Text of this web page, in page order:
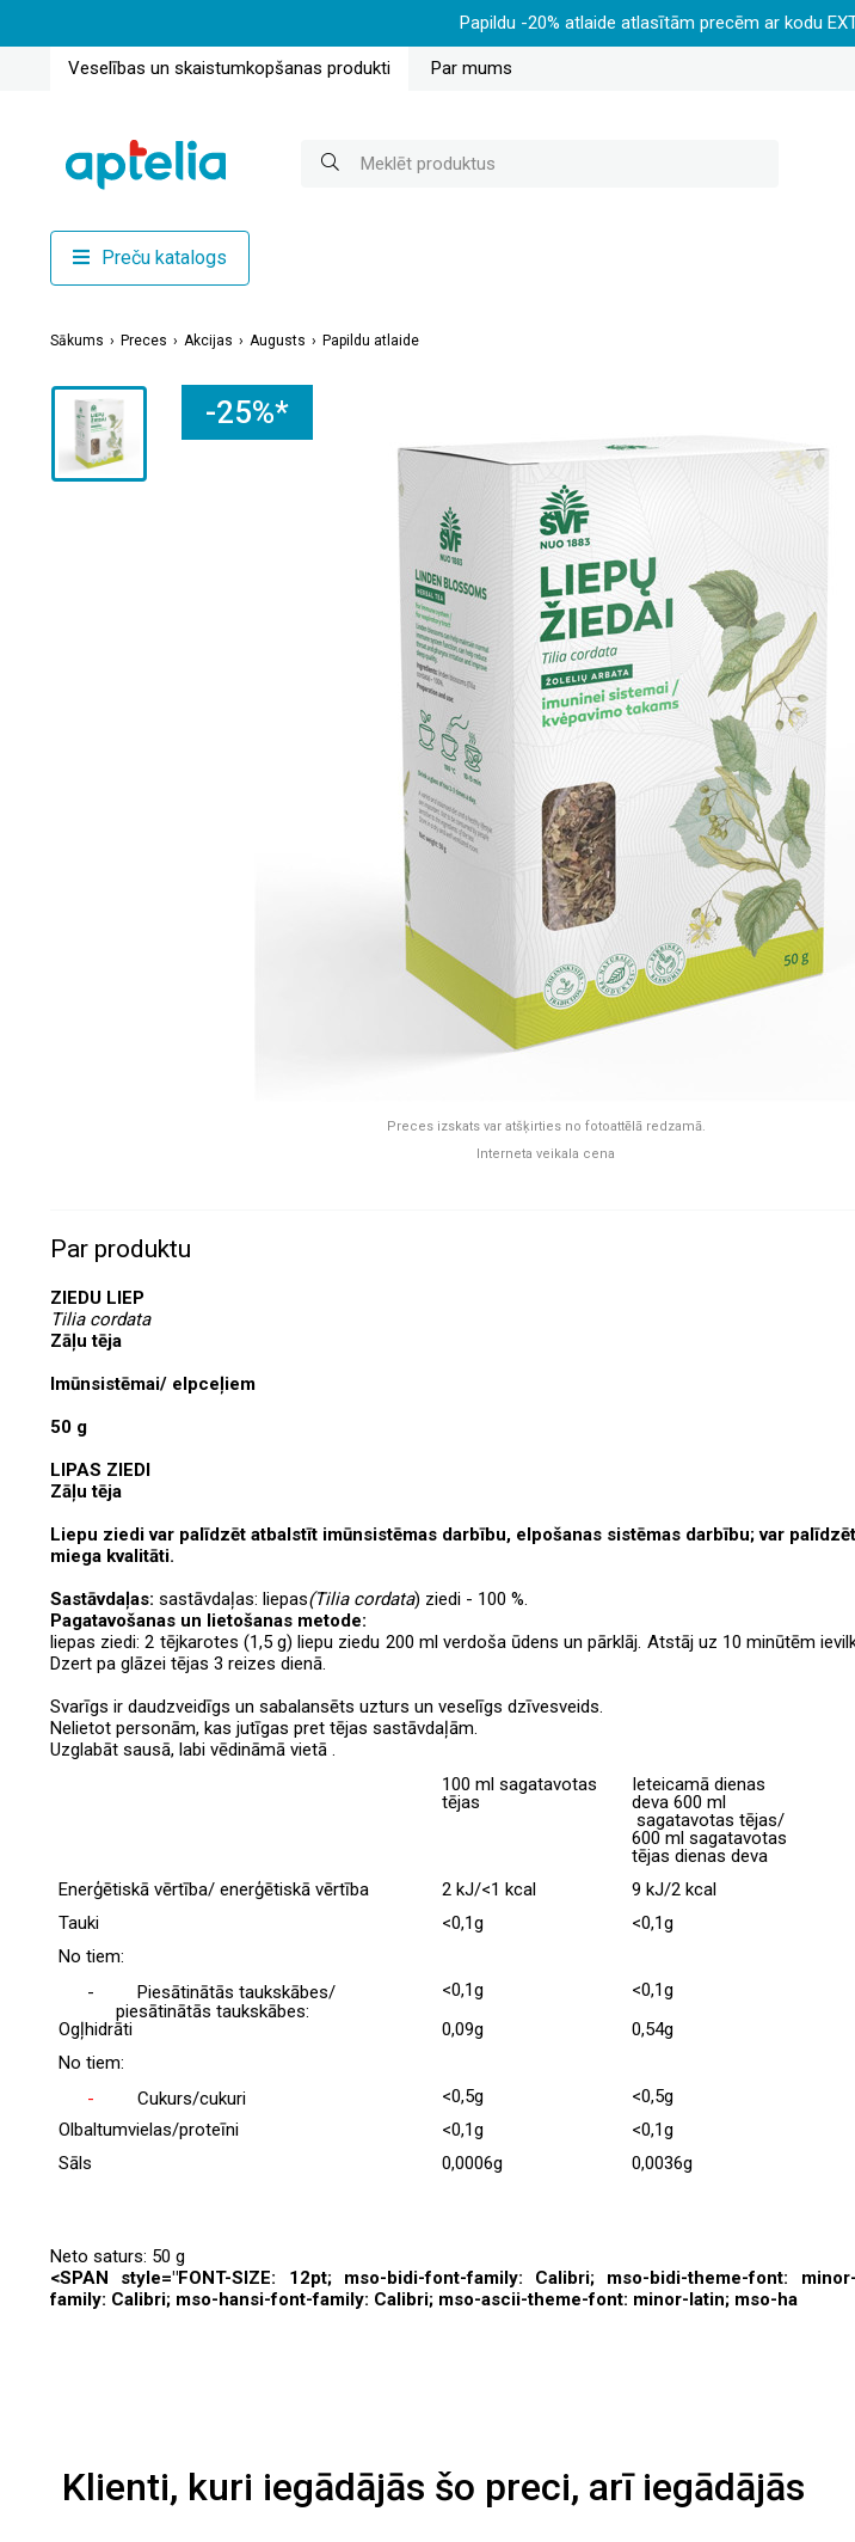
Papildu -20% atlaide atlasītām precēm ar kodu
Veselības un skaistumkopšanas produkti Par mums
Preču katalogs
Sākums Preces Akcijas Augusts Papildu atlaide
-25%*
Preces izskats var atšķirties no fotoattēlā redzamā.
Interneta veikala cena
Par produktu
ZIEDU LIEP
Tilia cordata
Zāļu tēja
Imūnsistēmai/ elpceļiem
50 g
LIPAS ZIEDI
Zāļu tēja
Liepu ziedi var palīdzēt atbalstīt imūnsistēmas darbību, elpošanas sistēmas darbību; var
miega kvalitāti.
Sastāvdaļas: sastāvdaļas: liepas(Tilia cordata) ziedi - 100 %.
Pagatavošanas un lietošanas metode:
liepas ziedi: 2 tējkarotes (1,5 g) liepu ziedu 200 ml verdoša ūdens un pārklāj. Atstāj uz 10 minūtēm
Dzert pa glāzei tējas 3 reizes dienā.
Svarīgs ir daudzveidīgs un sabalansēts uzturs un veselīgs dzīvesveids.
Nelietot personām, kas jutīgas pret tējas sastāvdaļām.
Uzglabāt sausā, labi vēdināmā vietā .
100 ml sagatavotas
tējas
Ieteicamā dienas
deva 600 ml
sagatavotas tējas/
600 ml sagatavotas
tējas dienas deva
Enerģētiskā vērtība/ enerģētiskā vērtība
2 kJ/<1 kcal
9 kJ/2 kcal
Tauki
<0,1g
<0,1g
No tiem:
-
Piesātinātās taukskābes/
piesātinātās taukskābes:
<0,1g
<0,1g
Ogļhidrāti
0,09g
0,54g
No tiem:
-
Cukurs/cukuri <0,5g
<0,5g
Olbaltumvielas/proteīni
<0,1g
<0,1g
Sāls
0,0006g 0,0036g
Neto saturs: 50 g
<SPAN style="FONT-SIZE: 12pt; mso-bidi-font-family: Calibri; mso-bidi-theme-font:
family: Calibri; mso-hansi-font-family: Calibri; mso-ascii-theme-font: minor-latin; mso-ha
Klienti, kuri iegādājās šo preci, arī iegādājās